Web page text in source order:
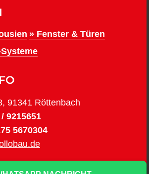
» Fenster & Türen
91341 Röttenbach
9215651
5670304